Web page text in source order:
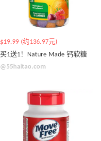
$19.99 (约136.97元)
买1送1！Nature Made 钙软糖
@55haitao.com